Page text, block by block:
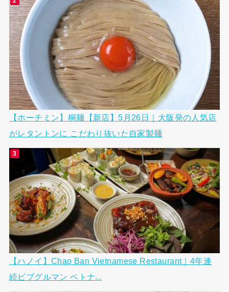
【ホーチミン】桐麺【新店】5月26日｜大阪発の人気店
がレタントンに こだわり抜いた自家製麺
【ハノイ】Chao Ban Vietnamese Restaurant｜4年連
続ビブグルマン ベトナ...